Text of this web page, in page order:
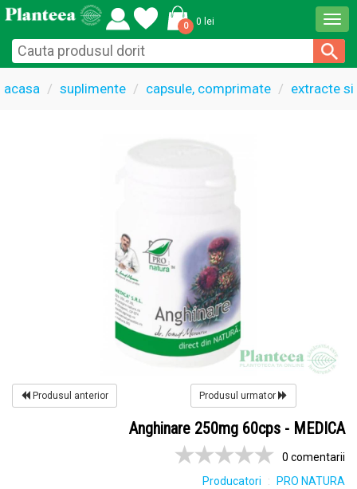
0 0 lei
acasa suplimente capsule, comprimate extracte
Produsul anterior Produsul urmator
Anghinare 250mg 60cps - MEDICA
0 comentarii
Producatori
PRO NATURA